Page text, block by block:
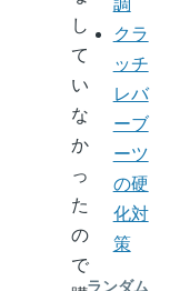
し
て
い
な
か
っ
た
の
で
調
クラ
ッチ
レバ
ーブ
ーツ
の硬
化対
策
ランダム